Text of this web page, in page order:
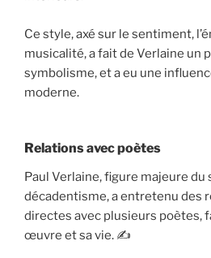
Ce style, axé sur le sentiment,
musicalité, a fait de Verlaine un
symbolisme, et a eu une
moderne.
Relations avec poètes
Paul Verlaine, figure majeure
décadentisme, a entretenu des
directes avec plusieurs poètes,
œuvre et sa vie. ✍️